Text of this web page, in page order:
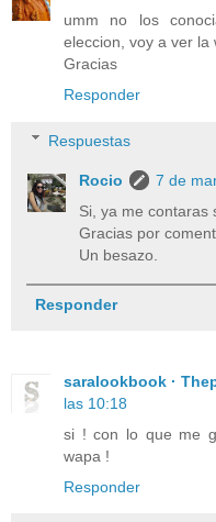
umm no los
eleccion, voy a ver la
Gracias
Responder
Respuestas
Rocio
7 de
Si, ya me contaras
Gracias por
Un besazo.
Responder
saralookbook ·
las 10:18
si ! con lo que me
wapa !
Responder